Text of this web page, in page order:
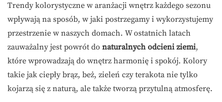
Trendy kolorystyczne w aranżacji wnętrz każdego sezonu
wpływają na sposób, w jaki postrzegamy i wykorzystujemy
przestrzenie w naszych domach. W ostatnich latach
zauważalny jest powrót do naturalnych odcieni ziemi,
które wprowadzają do wnętrz harmonię i spokój. Kolory
takie jak ciepły brąz, beż, zieleń czy terakota nie tylko
kojarzą się z naturą, ale także tworzą przytulną atmosferę.